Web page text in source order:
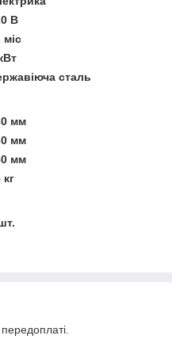
В
міс
сталь
мм
мм
мм
кг